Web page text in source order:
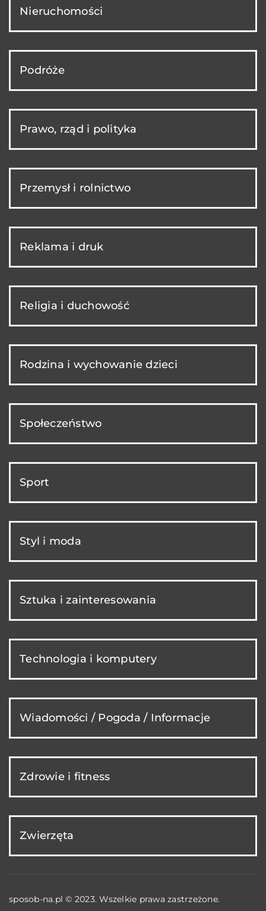
Nieruchomości
Podróże
Prawo, rząd i polityka
Przemysł i rolnictwo
Reklama i druk
Religia i duchowość
Rodzina i wychowanie dzieci
Społeczeństwo
Sport
Styl i moda
Sztuka i zainteresowania
Technologia i komputery
Wiadomości / Pogoda / Informacje
Zdrowie i fitness
Zwierzęta
sposob-na.pl © 2023. Wszelkie prawa zastrzeżone.